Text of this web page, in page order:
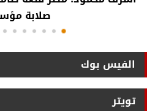
صلابة
الفيس بوك
تويتر